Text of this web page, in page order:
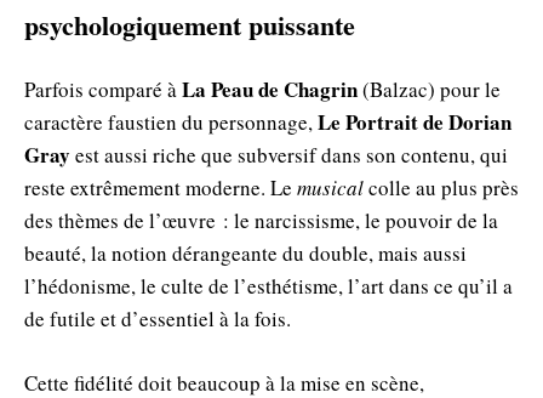
psychologiquement puissante
Parfois comparé àLa Peau de Chagrin(Balzac) pour le
caractère faustien du personnage,Le Portrait de Dorian
Gray est aussi riche que subversif dans son contenu, qui
reste extrêmement moderne. Le musicalcolle au plus près
des thèmes de l’œuvre : le narcissisme, le pouvoir de la
beauté, la notion dérangeante du double, mais aussi
l’hédonisme, le culte de l’esthétisme, l’art dans ce qu’il a
de futile et d’essentiel à la fois.
Cette fidélité doit beaucoup à la mise en scène,